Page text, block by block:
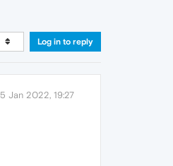
Log in to reply
5 Jan 2022, 19:27